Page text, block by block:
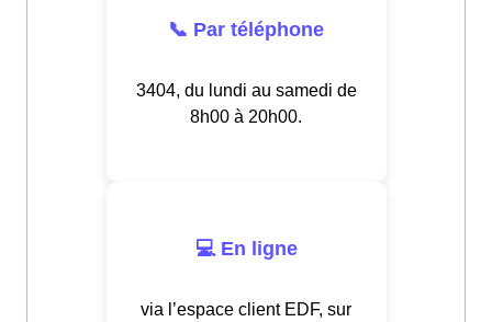
📞 Par téléphone
3404, du lundi au samedi de
8h00 à 20h00.
💻 En ligne
via l’espace client EDF, sur